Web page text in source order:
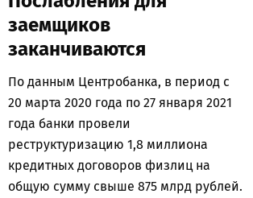
заемщиков
заканчиваются
По данным Центробанка, в период с
20 марта 2020 года по 27 января 2021
года банки провели
реструктуризацию 1,8 миллиона
кредитных договоров физлиц на
общую сумму свыше 875 млрд рублей.